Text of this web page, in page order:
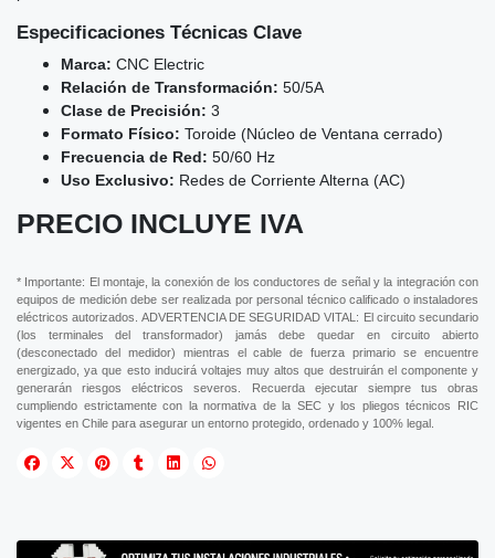
Especificaciones Técnicas Clave
Marca: CNC Electric
Relación de Transformación: 50/5A
Clase de Precisión: 3
Formato Físico: Toroide (Núcleo de Ventana cerrado)
Frecuencia de Red: 50/60 Hz
Uso Exclusivo: Redes de Corriente Alterna (AC)
PRECIO INCLUYE IVA
* Importante: El montaje, la conexión de los conductores de señal y la integración con
equipos de medición debe ser realizada por personal técnico calificado o instaladores
eléctricos autorizados. ADVERTENCIA DE SEGURIDAD VITAL: El circuito secundario
(los terminales del transformador) jamás debe quedar en circuito abierto
(desconectado del medidor) mientras el cable de fuerza primario se encuentre
energizado, ya que esto inducirá voltajes muy altos que destruirán el componente y
generarán riesgos eléctricos severos. Recuerda ejecutar siempre tus obras
cumpliendo estrictamente con la normativa de la SEC y los pliegos técnicos RIC
vigentes en Chile para asegurar un entorno protegido, ordenado y 100% legal.